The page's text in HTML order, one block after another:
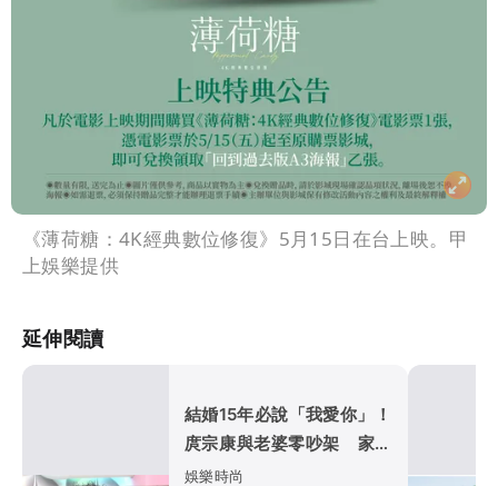
《薄荷糖：4K經典數位修復》5月15日在台上映。甲
上娛樂提供
延伸閱讀
結婚15年必說「我愛你」！
庹宗康與老婆零吵架 家產
全登記她名下
娛樂時尚